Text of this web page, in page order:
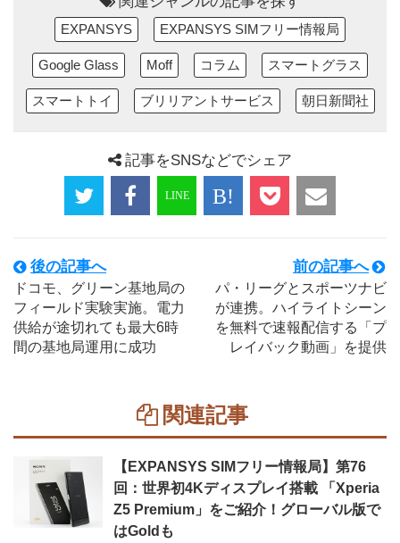
EXPANSYS EXPANSYS SIMフリー情報局
Google Glass Moff コラム スマートグラス
スマートトイ ブリリアントサービス 朝日新聞社
記事をSNSなどでシェア
後の記事へ
ドコモ、グリーン基地局の
フィールド実験実施。電力
供給が途切れても最大6時
間の基地局運用に成功
前の記事へ
パ・リーグとスポーツナビ
が連携。ハイライトシーン
を無料で速報配信する「プ
レイバック動画」を提供
関連記事
【EXPANSYS SIMフリー情報局】第76
回：世界初4Kディスプレイ搭載 「Xperia
Z5 Premium」をご紹介！グローバル版で
はGoldも